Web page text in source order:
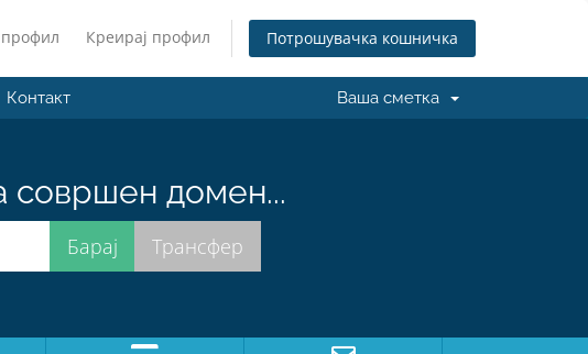
профил Креирај профил Потрошувачка кошничка
Контакт Ваша сметка
совршен домен...